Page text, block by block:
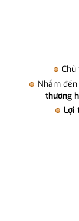
Nhắm đến
thương
Lợi